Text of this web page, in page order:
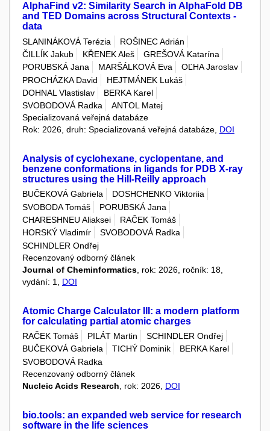
AlphaFind v2: Similarity Search in AlphaFold DB
and TED Domains across Structural Contexts -
data
SLANINÁKOVÁ Terézia
ROŠINEC Adrián
ČILLÍK Jakub
KŘENEK Aleš
GREŠOVÁ Katarína
PORUBSKÁ Jana
MARŠÁLKOVÁ Eva
OĽHA Jaroslav
PROCHÁZKA David
HEJTMÁNEK Lukáš
DOHNAL Vlastislav
BERKA Karel
SVOBODOVÁ Radka
ANTOL Matej
Specializovaná veřejná databáze
Rok: 2026, druh: Specializovaná veřejná databáze, DOI
Analysis of cyclohexane, cyclopentane, and
benzene conformations in ligands for PDB X-ray
structures using the Hill-Reilly approach
BUČEKOVÁ Gabriela
DOSHCHENKO Viktoriia
SVOBODA Tomáš
PORUBSKÁ Jana
CHARESHNEU Aliaksei
RAČEK Tomáš
HORSKÝ Vladimír
SVOBODOVÁ Radka
SCHINDLER Ondřej
Recenzovaný odborný článek
Journal of Cheminformatics , rok: 2026, ročník: 18,
vydání: 1, DOI
Atomic Charge Calculator III: a modern platform
for calculating partial atomic charges
RAČEK Tomáš PILÁT Martin
SCHINDLER Ondřej
BUČEKOVÁ Gabriela
TICHÝ Dominik
BERKA Karel
SVOBODOVÁ Radka
Recenzovaný odborný článek
Nucleic Acids Research , rok: 2026, DOI
bio.tools: an expanded web service for research
software in the life sciences